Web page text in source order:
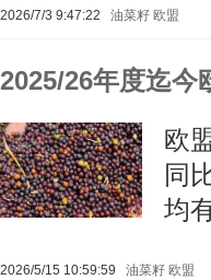
2026/7/3 9:47:22 油菜籽 欧盟
2025/26年度迄今
欧
同
均
2026/5/15 10:59:59 油菜籽 欧盟